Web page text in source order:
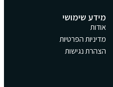
מידע שימושי
אודות
מדיניות הפרטיות
הצהרת נגישות